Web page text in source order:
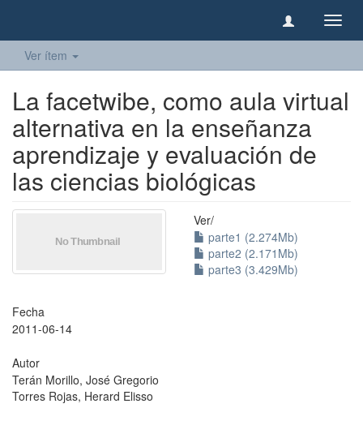
Ver ítem
La facetwibe, como aula virtual
alternativa en la enseñanza
aprendizaje y evaluación de
las ciencias biológicas
Ver/
parte1 (2.274Mb)
parte2 (2.171Mb)
parte3 (3.429Mb)
Fecha
2011-06-14
Autor
Terán Morillo, José Gregorio
Torres Rojas, Herard Elisso